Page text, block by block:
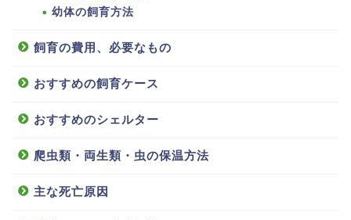
幼体の飼育方法
飼育の費用、必要なもの
おすすめの飼育ケース
おすすめのシェルター
爬虫類・両生類・虫の保温方法
主な死亡原因